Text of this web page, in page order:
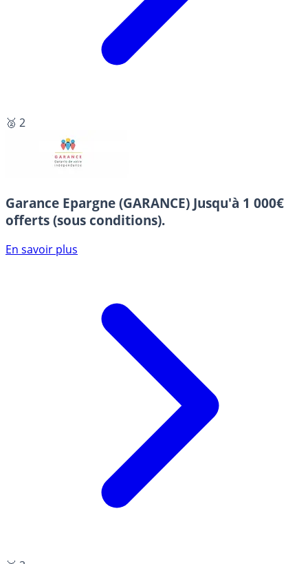
🥈 2
Garance Epargne (GARANCE) Jusqu'à 1 000€
offerts (sous conditions).
En savoir plus